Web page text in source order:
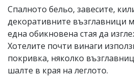
Спалното бельо, завесите,
декоративните възглавници
една обикновена стая да
Хотелите почти винаги
покривка, няколко
шалте в края на леглото.